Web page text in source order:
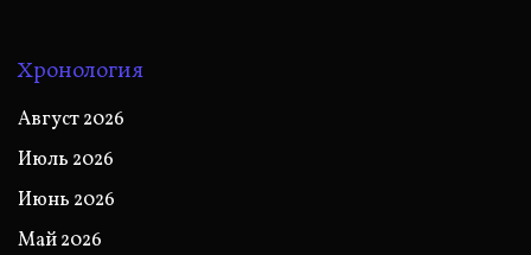
Хронология
Август 2026
Июль 2026
Июнь 2026
Май 2026